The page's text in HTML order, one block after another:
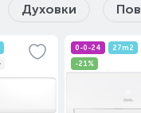
Духовки
0-0-24
27m2
-21%